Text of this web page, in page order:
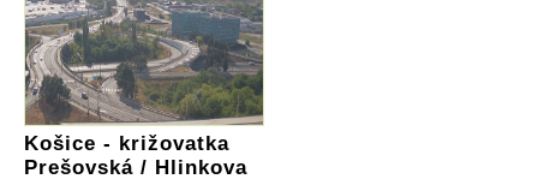
Košice - križovatka
Prešovská / Hlinkova